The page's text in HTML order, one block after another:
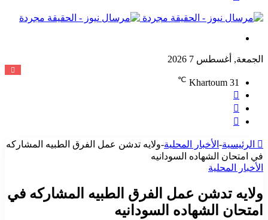
الجمعة, أغسطس 7 2026
Khartoum 31
℃
جانبيالرئيسية- الأخبار المحلية-ولايه تدشن عمل الفرق الطبيه المشاركه
في امتحان الشهاده السودانيه
الأخبار المحلية
ولايه تدشن عمل الفرق الطبيه المشاركه في
امتحان الشهاده السودانيه